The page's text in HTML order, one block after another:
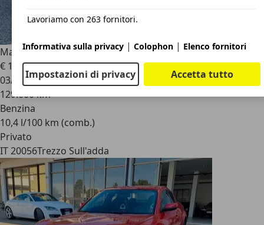
Mazda RX-8RX-8 1.3 Limited
€ 10.850
03/2007
129.000 km
Benzina
10,4 l/100 km (comb.)
Privato
IT 20056Trezzo Sull'adda
Lavoriamo con 263 fornitori.
Informativa sulla privacy | Colophon | Elenco fornitori
Impostazioni di privacy Accetta tutto